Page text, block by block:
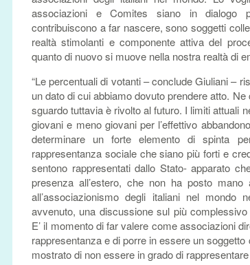
associazioni e Comites siano in dialogo
contribuiscono a far nascere, sono soggetti
realtà stimolanti e componente attiva del
quanto di nuovo si muove nella nostra realtà di
“Le percentuali di votanti – conclude Giuliani –
un dato di cui abbiamo dovuto prendere atto.
sguardo tuttavia è rivolto al futuro. I limiti attuali
giovani e meno giovani per l’effettivo
determinare un forte elemento di spinta
rappresentanza sociale che siano più forti e
sentono rappresentati dallo Stato- apparato
presenza all’estero, che non ha posto
all’associazionismo degli italiani nel
avvenuto, una discussione sul più
E’ il momento di far valere come associazioni
rappresentanza e di porre in essere un
mostrato di non essere in grado di